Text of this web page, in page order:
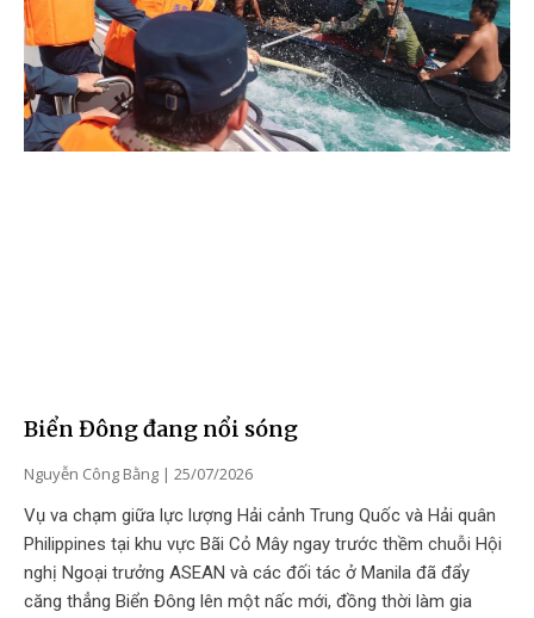
Biển Đông đang nổi sóng
Nguyễn Công Bằng
25/07/2026
Vụ va chạm giữa lực lượng Hải cảnh Trung Quốc và Hải quân
Philippines tại khu vực Bãi Cỏ Mây ngay trước thềm chuỗi Hội
nghị Ngoại trưởng ASEAN và các đối tác ở Manila đã đẩy
căng thẳng Biển Đông lên một nấc mới, đồng thời làm gia